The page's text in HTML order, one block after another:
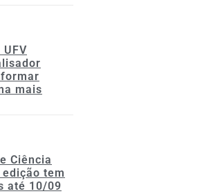
mais
Ciência
tem
até 10/09